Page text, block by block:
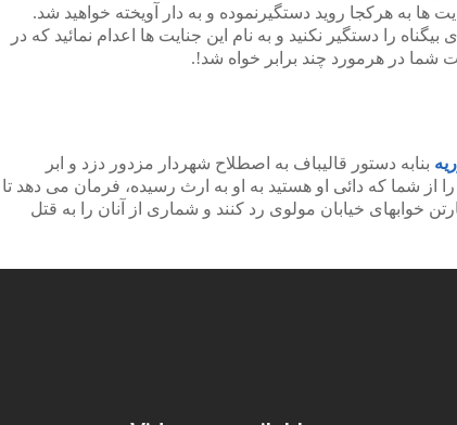
ها به هرکجا روید دستگیرنموده و به دار آویخته خواهید شد.
را دستگیر نکنید و به نام این جنایت ها اعدام نمائید که در
شما در هرمورد چند برابر خواه شد!.
بنابه دستور قالیباف به اصطلاح شهردار مزدور دزد و ابر
از شما که دائی او هستید به او به ارث رسیده، فرمان می دهد تا
خوابهای خیابان مولوی رد کنند و شماری از آنان را به قتل